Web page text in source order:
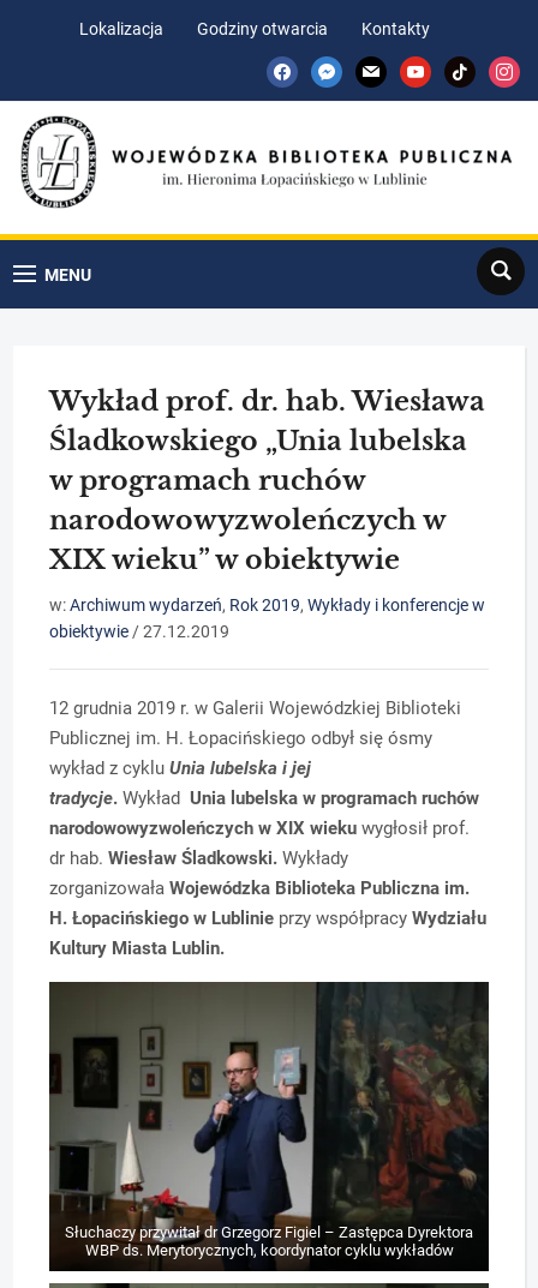
Lokalizacja Godziny otwarcia
Kontakty
facebookmessenger
mail youtubetiktok
MENU
Search
Wykład prof. dr. hab. Wiesława
Śladkowskiego „Unia lubelska
w programach ruchów
narodowowyzwoleńczych w
XIX wieku” w obiektywie
w:Archiwum wydarzeń, Rok 2019,Wykłady i konferencje w
obiektywie /27.12.2019
12 grudnia 2019 r. w Galerii Wojewódzkiej Biblioteki
Publicznej im. H. Łopacińskiego odbył się ósmy
wykład z cykluUnia lubelska i jej
tradycje.WykładUnia lubelska w programach ruchów
narodowowyzwoleńczych w XIX wieku wygłosił prof.
dr hab.Wiesław Śladkowski.Wykłady
zorganizowałaWojewódzka Biblioteka Publiczna im.
H. Łopacińskiego w Lublinie przy współpracyWydziału
Kultury Miasta Lublin.
Słuchaczy przywitał dr Grzegorz Figiel – Zastępca Dyrektora
WBP ds. Merytorycznych, koordynator cyklu wykładów